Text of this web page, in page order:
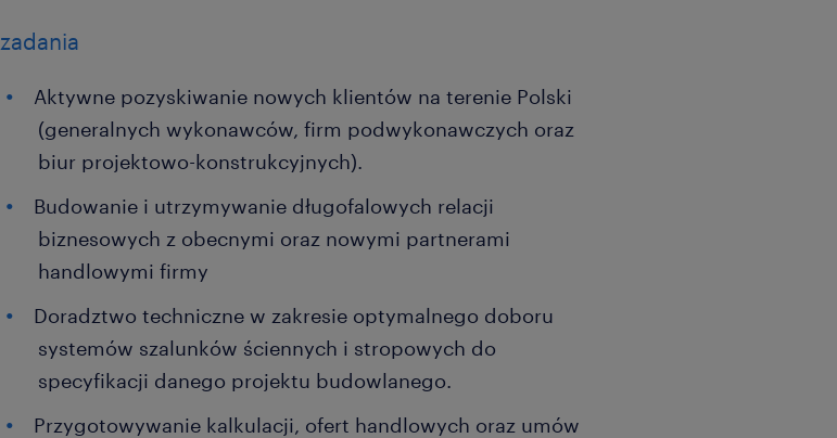
zadania
Aktywne pozyskiwanie nowych klientów na terenie Polski
(generalnych wykonawców, firm podwykonawczych oraz
biur projektowo-konstrukcyjnych).
Budowanie i utrzymywanie długofalowych relacji
biznesowych z obecnymi oraz nowymi partnerami
handlowymi firmy
Doradztwo techniczne w zakresie optymalnego doboru
systemów szalunków ściennych i stropowych do
specyfikacji danego projektu budowlanego.
Przygotowywanie kalkulacji, ofert handlowych oraz umów